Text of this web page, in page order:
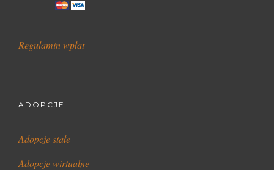
Regulamin wpłat
ADOPCJE
Adopcje stałe
Adopcje wirtualne